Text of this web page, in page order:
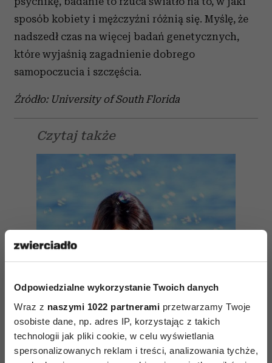
Odpowiedzialne wykorzystanie Twoich danych
Wraz z naszymi 1022 partnerami przetwarzamy Twoje
osobiste dane, np. adres IP, korzystając z takich
technologii jak pliki cookie, w celu wyświetlania
spersonalizowanych reklam i treści, analizowania tychże,
sposób kobiety i mężczyźni różnią się. Myślę, że
nadszedł czas na więcej badań genetycznych,
które wyjaśnią zagadnienie dobrego
samopoczucia i szczęścia.
Źródło: University of South Florida
Czytaj także